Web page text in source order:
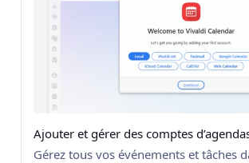
Ajouter et gérer des comptes
Gérez tous vos événements et tâches